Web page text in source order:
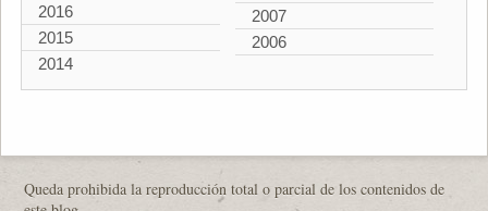
2016
2015
2014
2007
2006
Queda prohibida la reproducción total o parcial de los contenidos de